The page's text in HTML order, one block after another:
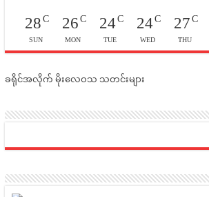
28 C
SUN
26 C
MON
24C
TUE
24C
WED
27 C
THU
ခရိုင်အလိုက် မိုးလေဝသ သတင်းများ